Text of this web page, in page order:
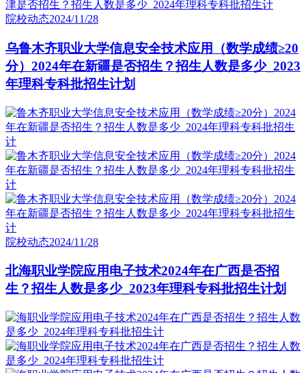
院校动态2024/11/28
乌鲁木齐职业大学信息安全技术应用（数学成绩≥20
分）2024年在新疆是否招生？招生人数是多少_2023
年理科专科批招生计划
院校动态2024/11/28
北海职业学院应用电子技术2024年在广西是否招
生？招生人数是多少_2023年理科专科批招生计划